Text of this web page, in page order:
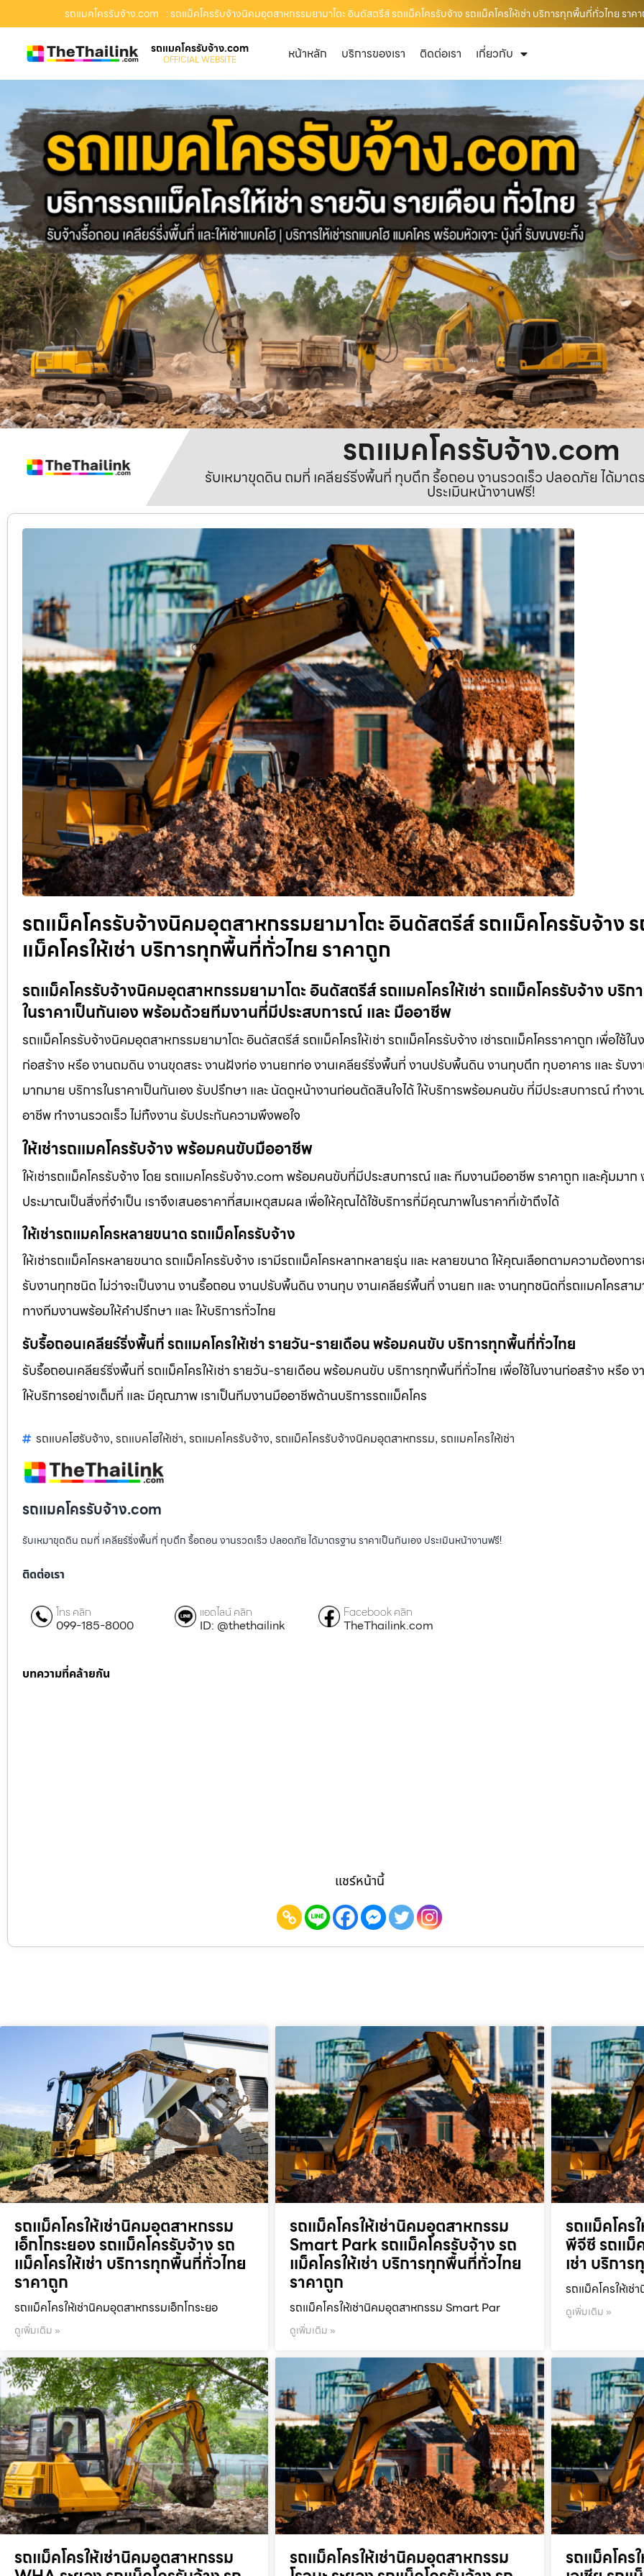
รถแมคโครรับจ้าง.com : รถแม็คโครรับจ้างนิคมอุตสาหกรรมยามาโตะ อินดัสตรีส์ รถแม็คโครรับจ้าง รถแม็คโครให้เช่า บริการทุกพื้นที่ทั่วไทย ราค
รถแมคโครรับจ้าง.com
OFFICIAL WEBSITE หน้าหลัก บริการของเรา ติดต่อเรา เกี่ยวกับ
รถแมคโครรับจ้าง.com
รับเหมาขุดดิน ถมที่ เคลียร์ริ่งพื้นที่ ทุบตึก รื้อถอน งานรวดเร็ว ปลอดภัย ได้มาต
ประเมินหน้างานฟรี!
รถแม็คโครรับจ้างนิคมอุตสาหกรรมยามาโตะ อินดัสตรีส์ รถแม็คโครรับจ้าง
แม็คโครให้เช่า บริการทุกพื้นที่ทั่วไทย ราคาถูก
รถแม็คโครรับจ้างนิคมอุตสาหกรรมยามาโตะ อินดัสตรีส์ รถแมคโครให้เช่า รถแม็คโครรับจ้าง บริก
ในราคาเป็นกันเอง พร้อมด้วยทีมงานที่มีประสบการณ์ และ มืออาชีพ
รถแม็คโครรับจ้างนิคมอุตสาหกรรมยามาโตะ อินดัสตรีส์ รถแม็คโครให้เช่า รถแม็คโครรับจ้าง เช่ารถแม็คโครราคาถูก เพื่อใช้ใน
ก่อสร้าง หรือ งานถมดิน งานขุดสระ งานฝังท่อ งานยกท่อ งานเคลียร์ริ่งพื้นที่ งานปรับพื้นดิน งานทุบตึก ทุบอาคาร และ รับง
มากมาย บริการในราคาเป็นกันเอง รับปรึกษา และ นัดดูหน้างานก่อนตัดสินใจได้ ให้บริการพร้อมคนขับ ที่มีประสบการณ์ ทำง
อาชีพ ทำงานรวดเร็ว ไม่ทิ้งงาน รับประกันความพึงพอใจ
ให้เช่ารถแมคโครรับจ้าง พร้อมคนขับมืออาชีพ
ให้เช่ารถแม็คโครรับจ้าง โดย รถแมคโครรับจ้าง.com พร้อมคนขับที่มีประสบการณ์ และ ทีมงานมืออาชีพ ราคาถูก และคุ้มมาก
ประมาณเป็นสิ่งที่จำเป็น เราจึงเสนอราคาที่สมเหตุสมผล เพื่อให้คุณได้ใช้บริการที่มีคุณภาพในราคาที่เข้าถึงได้
ให้เช่ารถแมคโครหลายขนาด รถแม็คโครรับจ้าง
ให้เช่ารถแม็คโครหลายขนาด รถแม็คโครรับจ้าง เรามีรถแม็คโครหลากหลายรุ่น และ หลายขนาด ให้คุณเลือกตามความต้องกา
รับงานทุกชนิด ไม่ว่าจะเป็นงาน งานรื้อถอน งานปรับพื้นดิน งานทุบ งานเคลียร์พื้นที่ งานยก และ งานทุกชนิดที่รถแมคโครสาม
ทางทีมงานพร้อมให้คำปรึกษา และ ให้บริการทั่วไทย
รับรื้อถอนเคลียร์ริ่งพื้นที่ รถแมคโครให้เช่า รายวัน-รายเดือน พร้อมคนขับ บริการทุกพื้นที่ทั่วไทย
รับรื้อถอนเคลียร์ริ่งพื้นที่ รถแม็คโครให้เช่า รายวัน-รายเดือน พร้อมคนขับ บริการทุกพื้นที่ทั่วไทย เพื่อใช้ในงานก่อสร้าง หรือ
ให้บริการอย่างเต็มที่ และ มีคุณภาพ เราเป็นทีมงานมืออาชีพด้านบริการรถแม็คโคร
รถแบคโฮรับจ้าง, รถแบคโฮให้เช่า, รถแมคโครรับจ้าง, รถแม็คโครรับจ้างนิคมอุตสาหกรรม, รถแมคโครให้เช่า
รถแมคโครรับจ้าง.com
รับเหมาขุดดิน ถมที่ เคลียร์ริ่งพื้นที่ ทุบตึก รื้อถอน งานรวดเร็ว ปลอดภัย ได้มาตรฐาน ราคาเป็นกันเอง ประเมินหน้างานฟรี!
ติดต่อเรา
โทร คลิก
099-185-8000
แอดไลน์ คลิก
ID: @thethailink
Facebook คลิก
TheThailink.com
บทความที่คล้ายกัน
แชร์หน้านี้
รถแม็คโครให้เช่านิคมอุตสาหกรรม
เอ็กโกระยอง รถแม็คโครรับจ้าง รถ
แม็คโครให้เช่า บริการทุกพื้นที่ทั่วไทย
ราคาถูก
รถแม็คโครให้เช่านิคมอุตสาหกรรมเอ็กโกระยอ
ดูเพิ่มเติม »
รถแม็คโครให้เช่านิคมอุตสาหกรรม
Smart Park รถแม็คโครรับจ้าง รถ
แม็คโครให้เช่า บริการทุกพื้นที่ทั่วไทย
ราคาถูก
รถแม็คโครให้เช่านิคมอุตสาหกรรม Smart Par
ดูเพิ่มเติม »
รถแม็คโคร
พีจีซี รถแม็
เช่า บริกา
รถแม็คโครให้เ
ดูเพิ่มเติม »
รถแม็คโครให้เช่านิคมอุตสาหกรรม รถแม็คโครให้เช่านิคมอุตสาหกรรม รถแม็คโคร